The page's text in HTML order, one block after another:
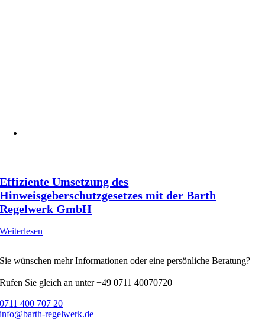
Effiziente Umsetzung des
Hinweisgeberschutzgesetzes mit der Barth
Regelwerk GmbH
Weiterlesen
Sie wünschen mehr Informationen oder eine persönliche Beratung?
Rufen Sie gleich an unter +49 0711 40070720
0711 400 707 20
info@barth-regelwerk.de